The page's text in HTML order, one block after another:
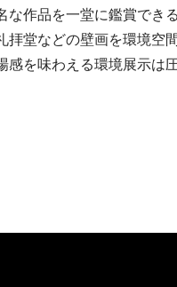
な作品を一堂に鑑賞でき
拝堂などの壁画を環境空
感を味わえる環境展示は